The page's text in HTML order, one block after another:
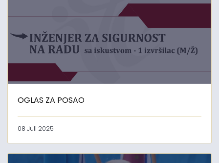
OGLAS ZA POSAO
08 Juli 2025